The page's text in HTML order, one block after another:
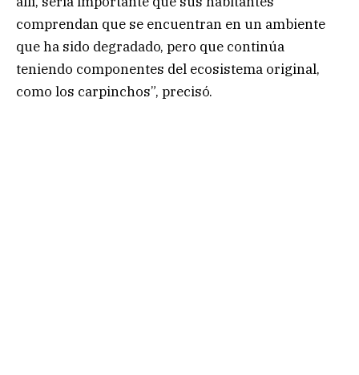
comprendan que se encuentran en un ambiente
que ha sido degradado, pero que continúa
teniendo componentes del ecosistema original,
como los carpinchos”, precisó.